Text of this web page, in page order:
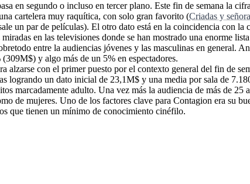
en segundo o incluso en tercer plano. Este fin de semana la
cartelera muy raquítica, con solo gran favorito (Criadas y
un par de películas). El otro dato está en la coincidencia con
en las televisiones donde se han mostrado una enorme
entre la audiencias jóvenes y las masculinas en general.
y algo más de un 5% en espectadores.
alzarse con el primer puesto por el contexto general del fin de
logrando un dato inicial de 23,1M$ y una media por sala de
marcadamente adulto. Una vez más la audiencia de más de
de mujeres. Uno de los factores clave para Contagion era su
que tienen un mínimo de conocimiento cinéfilo.